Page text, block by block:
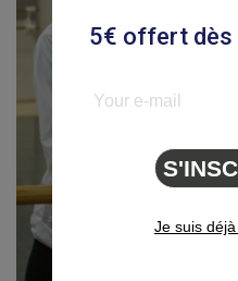
5€ offert dès
Je suis